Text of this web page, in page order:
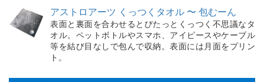
アストロアーツ くっつくタオル 〜 包むーん
表面と裏面を合わせるとぴたっとくっつく不思議なタ
オル。ペットボトルやスマホ、アイピースやケーブル
等を結び目なしで包んで収納。表面には月面をプリン
ト。